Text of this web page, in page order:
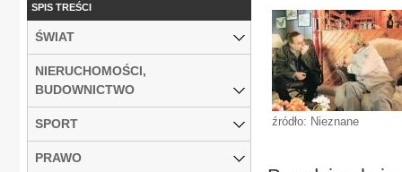
źródło: Nieznane
SPIS TREŚCI
ŚWIAT
NIERUCHOMOŚCI,
BUDOWNICTWO
SPORT
PRAWO